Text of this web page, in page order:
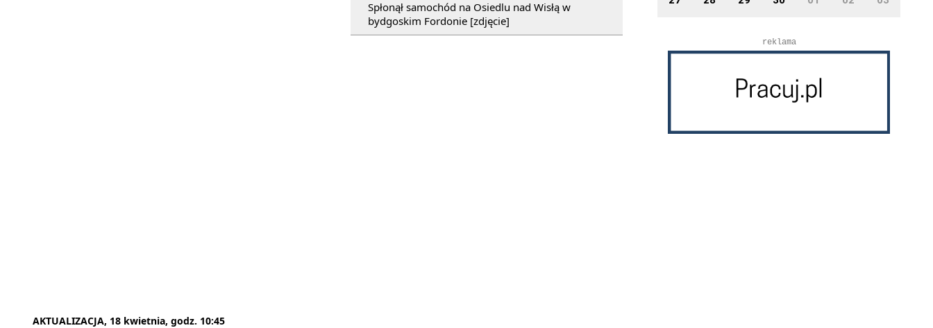
Spłonął samochód na Osiedlu nad Wisłą w
bydgoskim Fordonie [zdjęcie]
AKTUALIZACJA, 18 kwietnia, godz. 10:45
reklama